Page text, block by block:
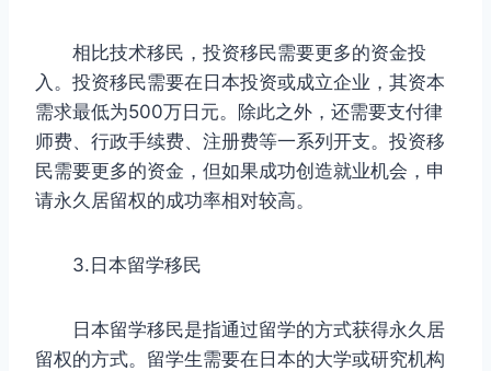
相比技术移民，投资移民需要更多的资金投
入。投资移民需要在日本投资或成立企业，其资本
需求最低为500万日元。除此之外，还需要支付律
师费、行政手续费、注册费等一系列开支。投资移
民需要更多的资金，但如果成功创造就业机会，申
请永久居留权的成功率相对较高。
3.日本留学移民
日本留学移民是指通过留学的方式获得永久居
留权的方式。留学生需要在日本的大学或研究机构